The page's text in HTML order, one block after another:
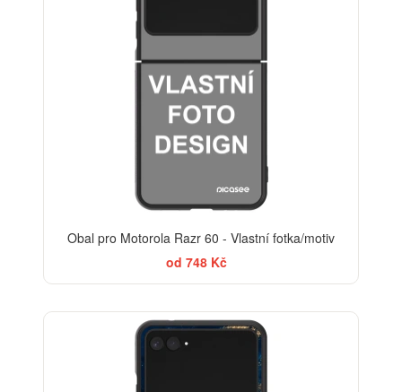
Obal pro Motorola Razr 60 - Vlastní fotka/motiv
od 748 Kč